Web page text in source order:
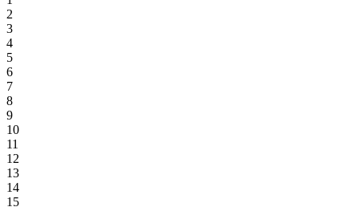
2
3
4
5
6
7
8
9
10
11
12
13
14
15